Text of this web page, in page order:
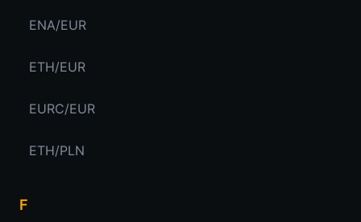
ENA/EUR
ETH/EUR
EURC/EUR
ETH/PLN
F